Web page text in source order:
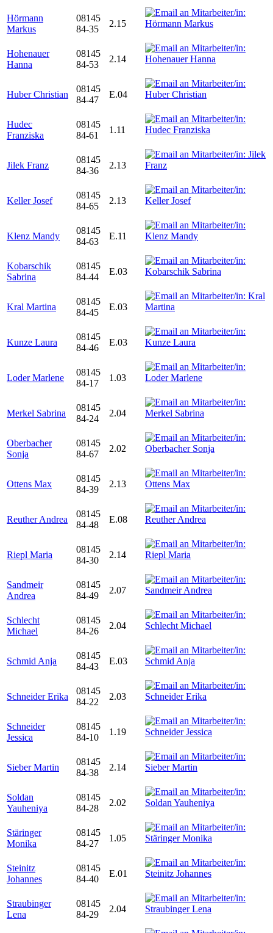
Hörmann
Markus
08145
84-35
2.15
Hohenauer
Hanna
08145
84-53
2.14
Huber Christian
08145
84-47
E.04
Hudec
Franziska
08145
84-61
1.11
Jilek Franz
08145
84-36
2.13
Keller Josef
08145
84-65
2.13
Klenz Mandy
08145
84-63
E.11
Kobarschik
Sabrina
08145
84-44
E.03
Kral Martina
08145
84-45
E.03
Kunze Laura
08145
84-46
E.03
Loder Marlene
08145
84-17
1.03
Merkel Sabrina
08145
84-24
2.04
Oberbacher
Sonja
08145
84-67
2.02
Ottens Max
08145
84-39
2.13
Reuther Andrea
08145
84-48
E.08
Riepl Maria
08145
84-30
2.14
Sandmeir
Andrea
08145
84-49
2.07
Schlecht
Michael
08145
84-26
2.04
Schmid Anja
08145
84-43
E.03
Schneider Erika
08145
84-22
2.03
Schneider
Jessica
08145
84-10
1.19
Sieber Martin
08145
84-38
2.14
Soldan
Yauheniya
08145
84-28
2.02
Stäringer
Monika
08145
84-27
1.05
Steinitz
Johannes
08145
84-40
E.01
Straubinger
Lena
08145
84-29
2.04